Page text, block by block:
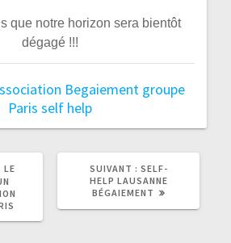
que notre horizon sera bientôt
dégagé !!!
Begaiement groupe
Paris self help
ARTICLE
PRÉCÉDENT
:
LE
SUIVANT : ARTICLE
SUIVANT
:
SELF-
HELP LAUSANNE
BÉGAIEMENT